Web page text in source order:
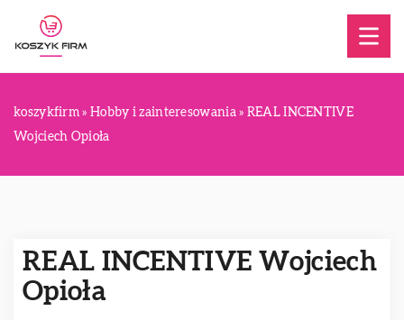
koszykfirm » Hobby i zainteresowania» REAL INCENTIVE
Wojciech Opioła
REAL INCENTIVE Wojciech
Opioła